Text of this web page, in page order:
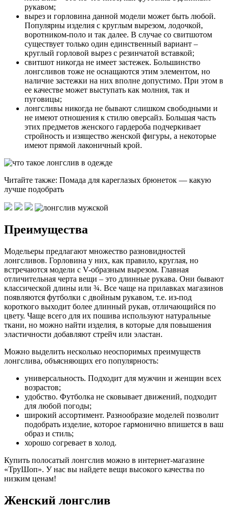
рукавом;
вырез и горловина данной модели может быть любой.
Популярны изделия с круглым вырезом, лодочкой,
воротником-поло и так далее. В случае со свитшотом
существует только один единственный вариант –
круглый горловой вырез с резинчатой вставкой;
свитшот никогда не имеет застежек. Большинство
лонгсливов тоже не оснащаются этим элементом, но
наличие застежки на них вполне допустимо. При этом в
ее качестве может выступать как молния, так и
пуговицы;
лонгсливы никогда не бывают слишком свободными и
не имеют отношения к стилю оверсайз. Большая часть
этих предметов женского гардероба подчеркивает
стройность и изящество женской фигуры, а некоторые
имеют прямой лаконичный крой.
Читайте также: Помада для кареглазых брюнеток — какую
лучше подобрать
Преимущества
Модельеры предлагают множество разновидностей
лонгсливов. Горловина у них, как правило, круглая, но
встречаются модели с V-образным вырезом. Главная
отличительная черта вещи – это длинные рукава. Они бывают
классической длины или ¾. Все чаще на прилавках магазинов
появляются футболки с двойным рукавом, т.е. из-под
короткого выходит более длинный рукав, отличающийся по
цвету. Чаще всего для их пошива используют натуральные
ткани, но можно найти изделия, в которые для повышения
эластичности добавляют стрейч или эластан.
Можно выделить несколько неоспоримых преимуществ
лонгслива, объясняющих его популярность:
универсальность. Подходит для мужчин и женщин всех
возрастов;
удобство. Футболка не сковывает движений, подходит
для любой погоды;
широкий ассортимент. Разнообразие моделей позволит
подобрать изделие, которое гармонично впишется в ваш
образ и стиль;
хорошо согревает в холод.
Купить полосатый лонгслив можно в интернет-магазине
«ТруШоп». У нас вы найдете вещи высокого качества по
низким ценам!
Женский лонгслив